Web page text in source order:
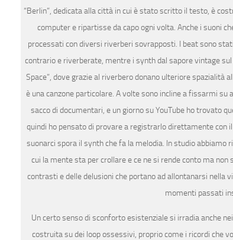
“Berlin”, dedicata alla città in cui è stato scritto il testo, è
computer e ripartisse da capo ogni volta. Anche i suoni
processati con diversi riverberi sovrapposti. I beat sono
contrario e riverberate, mentre i synth dal sapore vintage
Space”, dove grazie al riverbero donano ulteriore spazialità
è una canzone particolare. A volte sono incline a fissarmi
sacco di documentari, e un giorno su YouTube ho trovato
quindi ho pensato di provare a registrarlo direttamente con
suonarci spora il synth che fa la melodia. In studio
cui la mente sta per crollare e ce ne si rende conto ma
contrasti e delle delusioni che portano ad allontanarsi nella
momenti passati
Un certo senso di sconforto esistenziale si irradia anche
costruita su dei loop ossessivi, proprio come i ricordi che